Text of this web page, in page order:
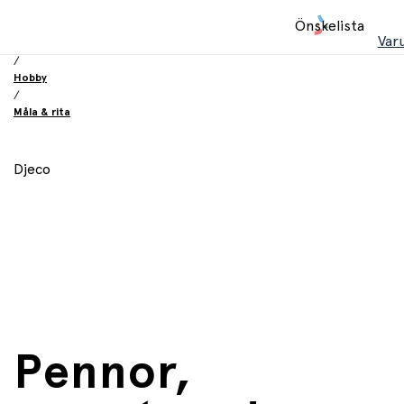
Önskelista
/
Hobby
/
Måla & rita
Djeco
Pennor,